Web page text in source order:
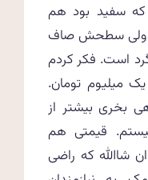
که سفید بود هم
ولی سطحش صاف
است. فکر کردم
میلیوم تومان.
بخری بیشتر از
قیمتی هم
شاالله که راضی